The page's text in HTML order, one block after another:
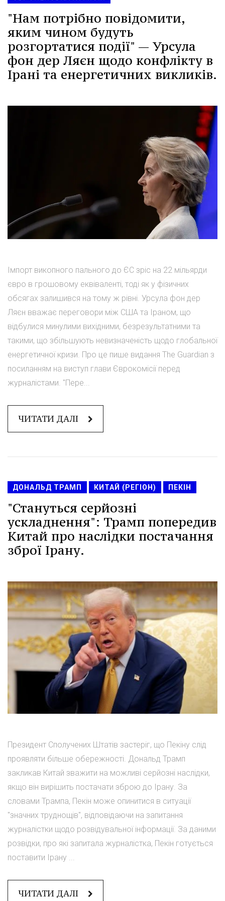
"Нам потрібно повідомити,
яким чином будуть
розгортатися події" — Урсула
фон дер Ляєн щодо конфлікту в
Ірані та енергетичних викликів.
Імпорт викопного пального до ЄС зріс на 22 мільярди
євро в грошовому еквіваленті, тоді як у фізичних
обсягах залишився на тому ж рівні. Урсула фон дер
Ляєн вважає переговори між США та Іраном, що
відбулися минулими вихідними, безрезультатними та
такими, що збільшують невизначеність щодо глобальної
енергетичної кризи. Про це пише видання The Guardian з
посиланням на виступ глави Єврокомісії перед
журналістами. "Пере...
ЧИТАТИ ДАЛІ
ДОНАЛЬД ТРАМП КИТАЙ (РЕГІОН) ПЕКІН
"Стануться серйозні
ускладнення": Трамп попередив
Китай про наслідки постачання
зброї Ірану.
Президент Сполучених Штатів застеріг, що Пекіну слід
проявляти більше обережності. Дональд Трамп
закликав Китай зважити на можливі серйозні наслідки,
якщо він вирішить постачати зброю до Ірану. За
словами Трампа, Пекін може опинитися в ситуації
"значних труднощів", відповідаючи на запитання
журналістки щодо розвідувальної інформації. За даними
розвідки, про які запитала журналістка, Пекін готується
поставити Ірану ...
ЧИТАТИ ДАЛІ